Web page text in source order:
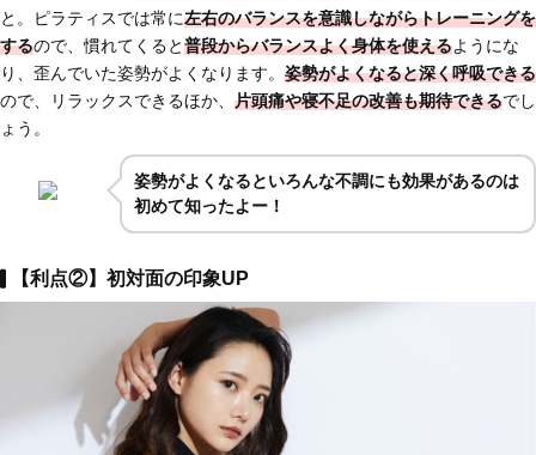
と。ピラティスでは常に左右のバランスを意識しながらトレーニングを
するので、慣れてくると普段からバランスよく身体を使えるようにな
り、歪んでいた姿勢がよくなります。 姿勢がよくなると深く呼吸できる
ので、リラックスできるほか、 片頭痛や寝不足の改善も期待できるでし
ょう。
姿勢がよくなるといろんな不調にも効果があるのは
初めて知ったよー！
【利点②】初対面の印象UP